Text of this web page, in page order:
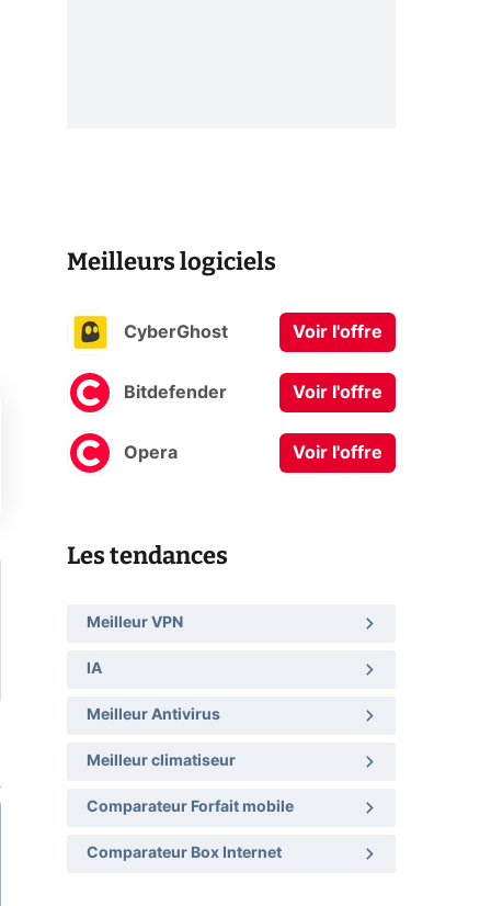
Meilleurs logiciels
CyberGhost Voir l'offre
Bitdefender Voir l'offre
Opera Voir l'offre
Les tendances
Meilleur VPN
IA
Meilleur Antivirus
Meilleur climatiseur
Comparateur Forfait mobile
Comparateur Box Internet